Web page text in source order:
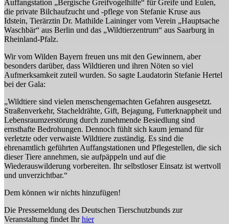
Auffangstation „Bergische Greifvogelhilfe“ für Greife und Eulen,
die private Bilchaufzucht und -pflege von Stefanie Kruse aus
Idstein, Tierärztin Dr. Mathilde Laininger vom Verein „Hauptsache
Waschbär“ aus Berlin und das „Wildtierzentrum“ aus Saarburg in
Rheinland-Pfalz.
Wir vom Wilden Bayern freuen uns mit den Gewinnern, aber
besonders darüber, dass Wildtieren und ihren Nöten so viel
Aufmerksamkeit zuteil wurden. So sagte Laudatorin Stefanie Hertel
bei der Gala:
„Wildtiere sind vielen menschengemachten Gefahren ausgesetzt.
Straßenverkehr, Stacheldrähte, Gift, Bejagung, Futterknappheit und
Lebensraumzerstörung durch zunehmende Besiedlung sind
ernsthafte Bedrohungen. Dennoch fühlt sich kaum jemand für
verletzte oder verwaiste Wildtiere zuständig. Es sind die
ehrenamtlich geführten Auffangstationen und Pflegestellen, die sich
dieser Tiere annehmen, sie aufpäppeln und auf die
Wiederauswilderung vorbereiten. Ihr selbstloser Einsatz ist wertvoll
und unverzichtbar.“
Dem können wir nichts hinzufügen!
Die Pressemeldung des Deutschen Tierschutzbunds zur
Veranstaltung findet Ihrhier